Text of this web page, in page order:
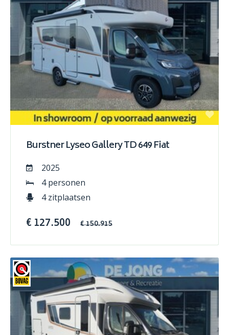
Burstner Lyseo Gallery TD 649 Fiat
2025
4 personen
4 zitplaatsen
€ 127.500 € 150.915